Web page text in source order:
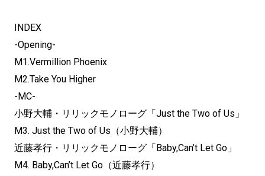
INDEX
-Opening-
M1.Vermillion Phoenix
M2.Take You Higher
-MC-
小野大輔・リリックモノローグ「Just the Two of Us」
M3. Just the Two of Us（小野大輔）
近藤孝行・リリックモノローグ「Baby,Can’t Let Go」
M4. Baby,Can’t Let Go（近藤孝行）